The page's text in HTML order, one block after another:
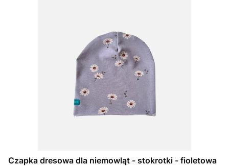
Czapka dresowa dla niemowląt - stokrotki - fioletowa